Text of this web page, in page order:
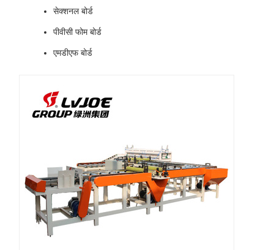
सेक्शनल बोर्ड
पीवीसी फोम बोर्ड
एमडीएफ बोर्ड